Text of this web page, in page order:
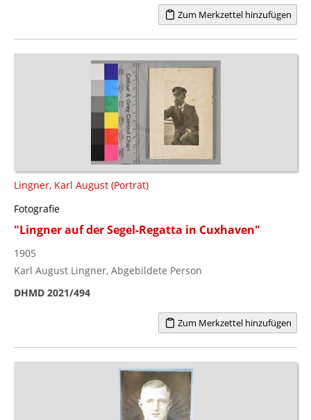
Zum Merkzettel hinzufügen
Lingner, Karl August (Porträt)
Fotografie
"Lingner auf der Segel-Regatta in Cuxhaven"
1905
Karl August Lingner, Abgebildete Person
DHMD 2021/494
Zum Merkzettel hinzufügen